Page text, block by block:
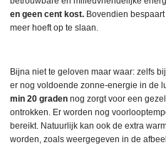
en geen cent kost. Bovendien
meer hoeft op te slaan.
Bijna niet te geloven maar waar: zelfs
er nog voldoende zonne-energie in de
min 20 graden nog zorgt voor een
ontrokken. Er worden nog
bereikt. Natuurlijk kan ook de extra
worden, zoals weergegeven in de